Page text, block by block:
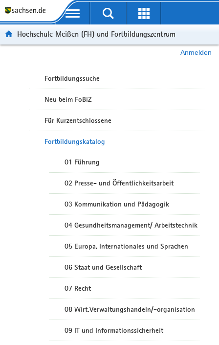
Portalübergreifende Navigation
Hochschule Meißen (FH) und Fortbildungszentrum
Anmelden
Fortbildungssuche
Neu beim FoBiZ
Für Kurzentschlossene
Fortbildungskatalog
01 Führung
02 Presse- und Öffentlichkeitsarbeit
03 Kommunikation und Pädagogik
04 Gesundheitsmanagement/ Arbeitstechnik
05 Europa, Internationales und Sprachen
06 Staat und Gesellschaft
07 Recht
08 Wirt.Verwaltungshandeln/-organisation
09 IT und Informationssicherheit